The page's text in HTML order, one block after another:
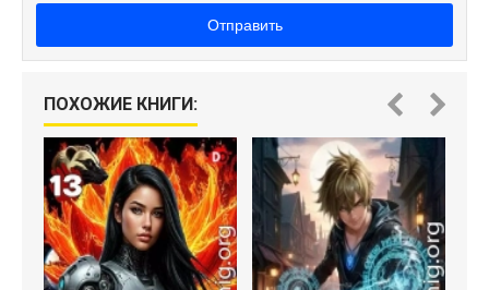
Отправить
ПОХОЖИЕ КНИГИ: